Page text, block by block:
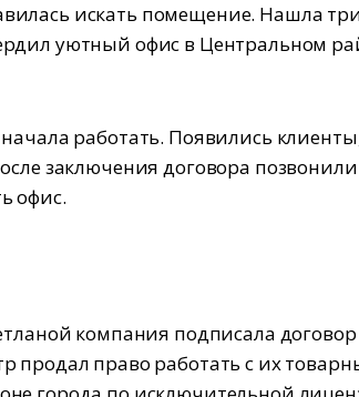
искать помещение. Нашла
уютный офис в Центральном
работать. Появились
заключения договора
офис.
компания подписала договор
продал право работать с их